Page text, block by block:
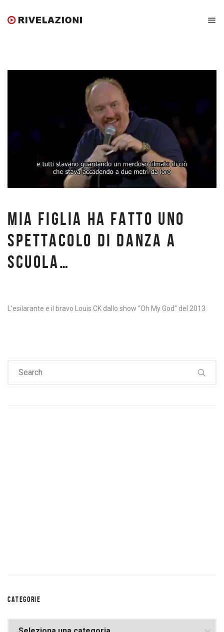
MIA FIGLIA HA FATTO UNO
SPETTACOLO DI DANZA A
SCUOLA…
L’esilarante e il bravo Louis CK dallo show “Oh My God” del 2013
CATEGORIE